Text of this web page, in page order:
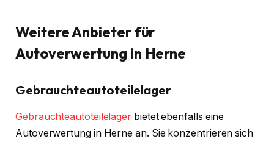
Weitere Anbieter für
Autoverwertung in Herne
Gebrauchteautoteilelager
Gebrauchteautoteilelager bietet ebenfalls eine
Autoverwertung in Herne an. Sie konzentrieren sich